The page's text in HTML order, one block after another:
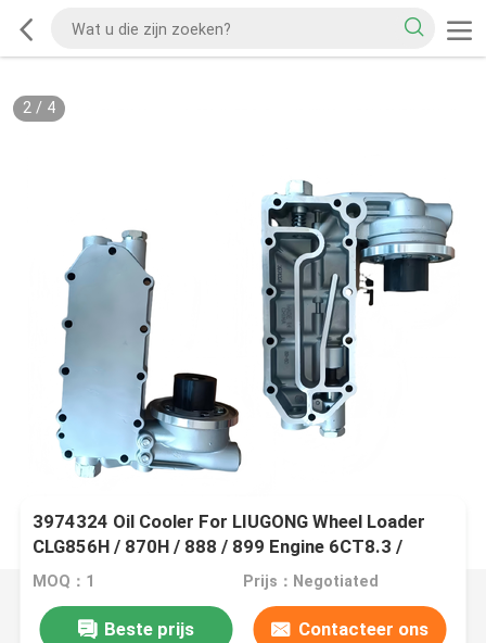
2/ 4
3974324 Oil Cooler For LIUGONG Wheel Loader
CLG856H / 870H / 888 / 899 Engine 6CT8.3 /
6CTA8.3 ISL9 / QSL9
MOQ：1 Prijs：Negotiated
Beste prijs Contacteer ons